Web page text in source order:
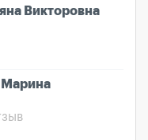
Викторовна